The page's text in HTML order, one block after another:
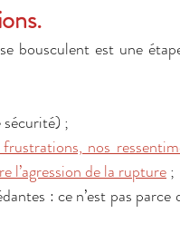
bousculent est une
;
nos
l’agression de la rupture ;
: ce n’est pas